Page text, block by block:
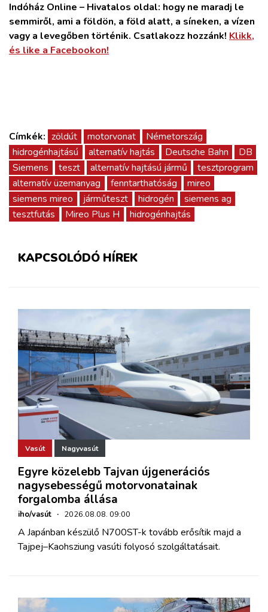
Indóház Online – Hivatalos oldal: hogy ne maradj le
semmiről, ami a földön, a föld alatt, a síneken, a vízen
vagy a levegőben történik. Csatlakozz hozzánk! Klikk,
és like a Facebookon!
Címkék: zöldút motorvonat
Németország
hidrogénhajtású
alternatív hajtás Deutsche Bahn
DB
Siemens
teszt alternatív hajtású jármű
tesztprogram
alternatív üzemanyag
fenntarthatóság
mireo
siemens mireo
járműteszt hidrogén
siemens ag
tesztfutás
Mireo Plus H hidrogénhajtás
KAPCSOLÓDÓ HÍREK
Vasút Nagyvasút
Egyre közelebb Tajvan újgenerációs
nagysebességű motorvonatainak
forgalomba állása
iho/vasút · 2026.08.08. 09:00
A Japánban készülő N700ST-k tovább erősítik majd a
Tajpej–Kaohsziung vasúti folyosó szolgáltatásait.